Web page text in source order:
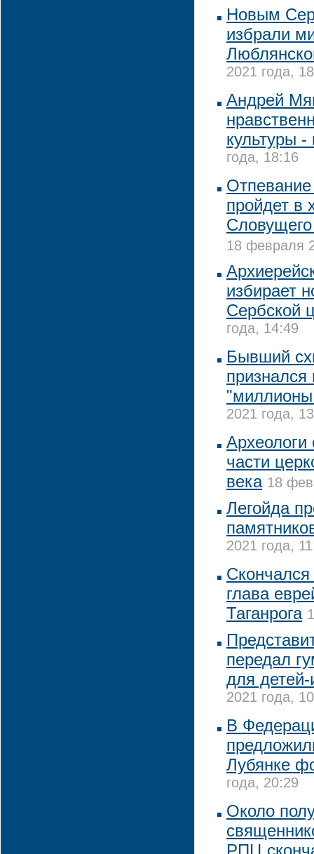
Новым
избрали
2021 года,
Андрей
культуры -
года, 18:16
пройдет в
18 февраля
избирает
Сербской
года, 14:49
Бывший
признался
2021 года,
части
века 18
Легойда
2021 года,
глава
Таганрога
передал
для
2021 года,
В
Лубянке
года, 20:29
Около
РПЦ